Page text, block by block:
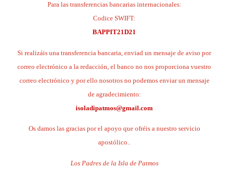
Para las transferencias bancarias internacionales:
Codice SWIFT:
BAPPIT21D21
Si realizáis una transferencia bancaria, enviad un mensaje de aviso por
correo electrónico a la redacción, el banco no nos proporciona vuestro
correo electrónico y por ello nosotros no podemos enviar un mensaje
de agradecimiento:
isoladipatmos@gmail.com
Os damos las gracias por el apoyo que ofréis a nuestro servicio
apostólico..
Los Padres de la Isla de Patmos